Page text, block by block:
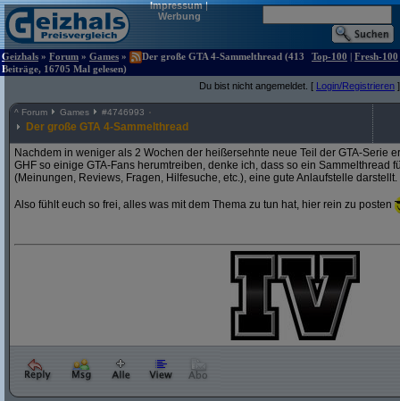
Impressum|
Werbung
Geizhals » Forum » Games »
Der große GTA 4-Sammelthread (413
Beiträge, 16705 Mal gelesen)
Top-100 | Fresh-100
Du bist nicht angemeldet. [ Login/Registrieren ]
^ Forum Games #4746993
Der große GTA 4-Sammelthread
Nachdem in weniger als 2 Wochen der heißersehnte neue Teil der GTA-Serie
GHF so einige GTA-Fans herumtreiben, denke ich, dass so ein Sammelthread
(Meinungen, Reviews, Fragen, Hilfesuche, etc.), eine gute Anlaufstelle darstellt.
Also fühlt euch so frei, alles was mit dem Thema zu tun hat, hier rein zu posten